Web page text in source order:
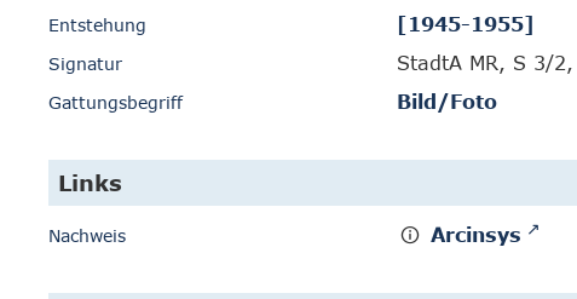
Entstehung [1945-1955]
Signatur StadtA MR, S 3/
Gattungsbegriff Bild/Foto
Links
Nachweis Arcinsys